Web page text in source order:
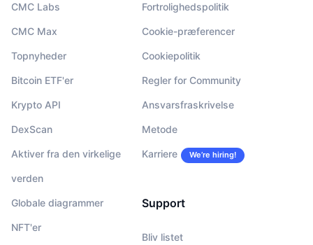
CMC Labs
CMC Max
Topnyheder
Bitcoin ETF'er
Krypto API
DexScan
Aktiver fra den virkelige
verden
Globale diagrammer
NFT'er
Fortrolighedspolitik
Cookie-præferencer
Cookiepolitik
Regler for Community
Ansvarsfraskrivelse
Metode
Karriere We’re hiring!
Support
Bliv listet